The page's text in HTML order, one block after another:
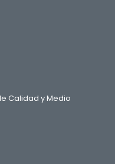
Calidad y Medio